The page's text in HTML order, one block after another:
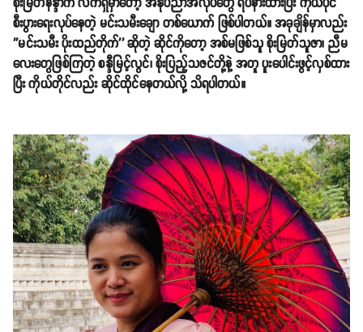
စီးပွားရေးလုပ်နေတဲ့ မင်းသမီးချော တစ်ယောက် ဖြစ်ပါတယ်။ အခုချိန်မှာလည်း
''မင်းသမီး ပိုးထည်တိုက်'' ဆိုတဲ့ ဆိုင်ကိုတော့ အစ်မဖြစ်သူ စိုးမြတ်သူဇာ၊ ညီမ
လေးတွေဖြစ်ကြတဲ့ စန္ဒီမြင့်လွင်၊ စိုးပြည့်သဇင်တို့နဲ့ အတူ ပူးပေါင်းဖွင့်လှစ်ထား
ပြီး ကိုယ်တိုင်လည်း ဆိုင်ထိုင်နေတယ်လို့ သိရပါတယ်။